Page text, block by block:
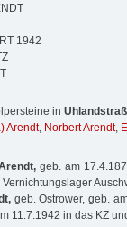
1942
in
Arendt, Norbert Arendt,
geb. am
geb. Ostrower, geb.
11.7.1942 in das KZ